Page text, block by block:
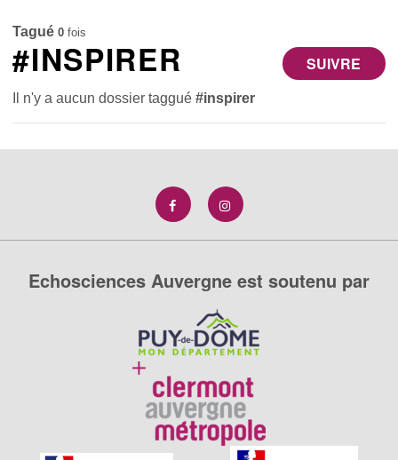
Tagué 0 fois
SUIVRE
#INSPIRER
Il n'y a aucun dossier taggué#inspirer
Echosciences Auvergne est soutenu par